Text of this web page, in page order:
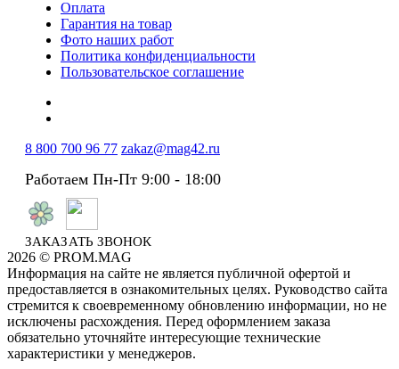
Оплата
Гарантия на товар
Фото наших работ
Политика конфиденциальности
Пользовательское соглашение
8 800 700 96 77 zakaz@mag42.ru
Работаем Пн-Пт 9:00 - 18:00
ЗАКАЗАТЬ ЗВОНОК
2026 © PROM.MAG
Информация на сайте не является публичной офертой и
предоставляется в ознакомительных целях. Руководство сайта
стремится к своевременному обновлению информации, но не
исключены расхождения. Перед оформлением заказа
обязательно уточняйте интересующие технические
характеристики у менеджеров.